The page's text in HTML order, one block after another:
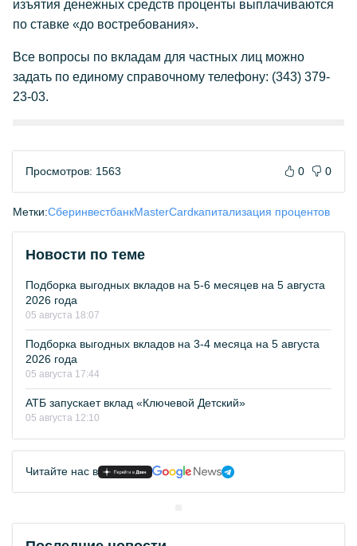
изъятия денежных средств проценты выплачиваются
по ставке «до востребования».
Все вопросы по вкладам для частных лиц можно
задать по единому справочному телефону: (343) 379-
23-03.
Просмотров: 1563 0 0
Метки:СберинвестбанкMasterCardкапитализация процентов
Новости по теме
Подборка выгодных вкладов на 5-6 месяцев на 5 августа
2026 года
05 августа 18:07
Подборка выгодных вкладов на 3-4 месяца на 5 августа
2026 года
05 августа 17:44
АТБ запускает вклад «Ключевой Детский»
05 августа 12:10
Читайте нас в